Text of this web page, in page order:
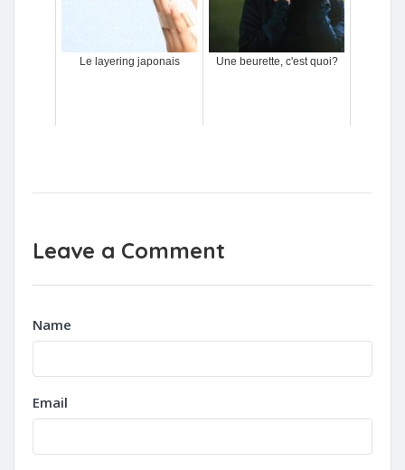
Le layering japonais Une beurette, c'est quoi?
Leave a Comment
Name
Email